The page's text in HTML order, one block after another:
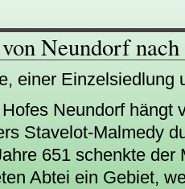
Neundorf
einer Einzelsiedlung
Neundorf hängt
Stavelot-Malmedy
651 schenkte der
Abtei ein Gebiet,